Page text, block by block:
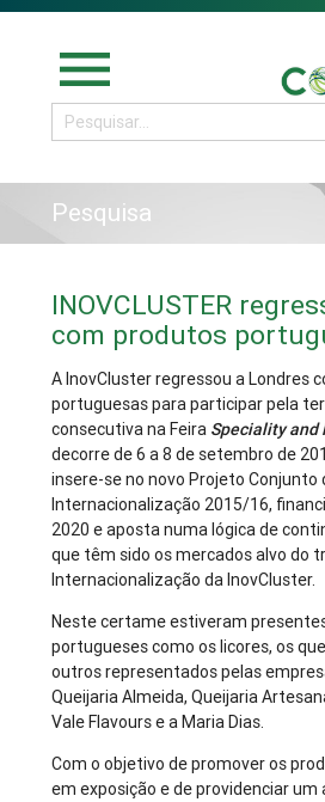
menu
Pesquisa
INOVCLUSTER
com produtos
A InovCluster regressou a Londres
portuguesas para participar pela
consecutiva na Feira Speciality and
decorre de 6 a 8 de setembro de
insere-se no novo Projeto Conjunto
Internacionalização 2015/16,
2020 e aposta numa lógica de
que têm sido os mercados alvo do
Internacionalização da InovCluster.
Neste certame estiveram
portugueses como os licores, os
outros representados pelas
Queijaria Almeida, Queijaria
Vale Flavours e a Maria Dias.
Com o objetivo de promover os
em exposição e de providenciar um